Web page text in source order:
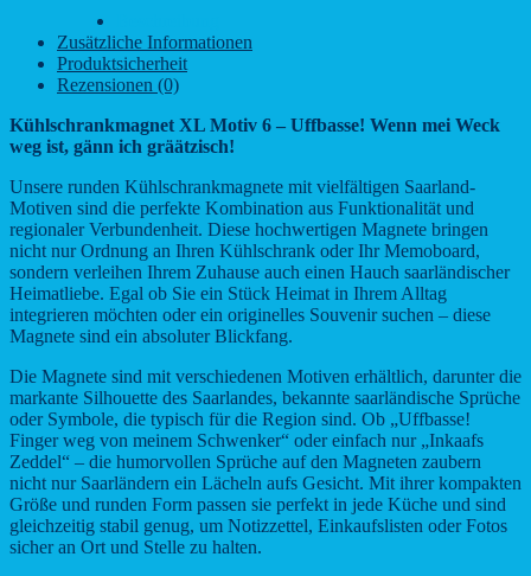
weg
ist,
gänn
ich
gräätzisch!
Menge
Zusätzliche Informationen
Produktsicherheit
Rezensionen (0)
Kühlschrankmagnet XL Motiv 6 – Uffbasse! Wenn mei Weck
weg ist, gänn ich gräätzisch!
Unsere runden Kühlschrankmagnete mit vielfältigen Saarland-
Motiven sind die perfekte Kombination aus Funktionalität und
regionaler Verbundenheit. Diese hochwertigen Magnete bringen
nicht nur Ordnung an Ihren Kühlschrank oder Ihr Memoboard,
sondern verleihen Ihrem Zuhause auch einen Hauch saarländischer
Heimatliebe. Egal ob Sie ein Stück Heimat in Ihrem Alltag
integrieren möchten oder ein originelles Souvenir suchen – diese
Magnete sind ein absoluter Blickfang.
Die Magnete sind mit verschiedenen Motiven erhältlich, darunter die
markante Silhouette des Saarlandes, bekannte saarländische Sprüche
oder Symbole, die typisch für die Region sind. Ob „Uffbasse!
Finger weg von meinem Schwenker“ oder einfach nur „Inkaafs
Zeddel“ – die humorvollen Sprüche auf den Magneten zaubern
nicht nur Saarländern ein Lächeln aufs Gesicht. Mit ihrer kompakten
Größe und runden Form passen sie perfekt in jede Küche und sind
gleichzeitig stabil genug, um Notizzettel, Einkaufslisten oder Fotos
sicher an Ort und Stelle zu halten.